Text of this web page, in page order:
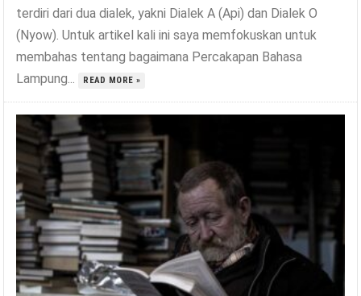
terdiri dari dua dialek, yakni Dialek A (Api) dan Dialek O
(Nyow). Untuk artikel kali ini saya memfokuskan untuk
membahas tentang bagaimana Percakapan Bahasa
Lampung...
READ MORE »